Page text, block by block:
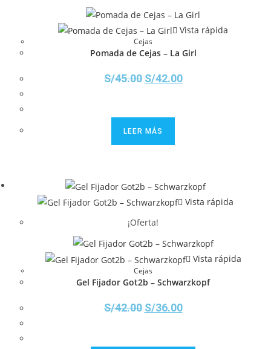
Vista rápida
Cejas
Pomada de Cejas – La Girl
S/45.00 S/42.00
LEER MÁS
Vista rápida
¡Oferta!
Vista rápida
Cejas
Gel Fijador Got2b – Schwarzkopf
S/42.00 S/36.00